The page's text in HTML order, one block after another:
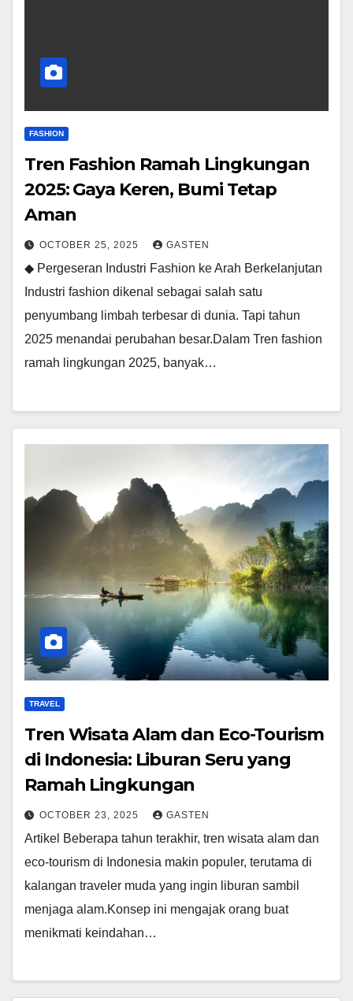
FASHION
Tren Fashion Ramah Lingkungan
2025: Gaya Keren, Bumi Tetap
Aman
OCTOBER 25, 2025 GASTEN
◆ Pergeseran Industri Fashion ke Arah Berkelanjutan
Industri fashion dikenal sebagai salah satu
penyumbang limbah terbesar di dunia. Tapi tahun
2025 menandai perubahan besar.Dalam Tren fashion
ramah lingkungan 2025, banyak…
TRAVEL
Tren Wisata Alam dan Eco-Tourism
di Indonesia: Liburan Seru yang
Ramah Lingkungan
OCTOBER 23, 2025 GASTEN
Artikel Beberapa tahun terakhir, tren wisata alam dan
eco-tourism di Indonesia makin populer, terutama di
kalangan traveler muda yang ingin liburan sambil
menjaga alam.Konsep ini mengajak orang buat
menikmati keindahan…